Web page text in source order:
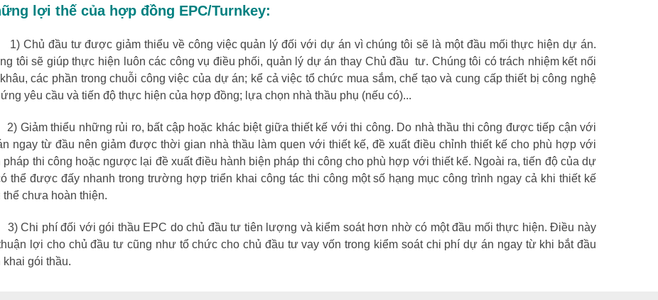
lợi thế của hợp đồng EPC/Turnkey:
đầu tư được giảm thiểu về công việc quản lý đối với dự án vì chúng tôi sẽ là một đầu mối thực hiện dự án.
tôi sẽ giúp thực hiện luôn các công vụ điều phối, quản lý dự án thay Chủ đầu tư. Chúng tôi có trách nhiệm kết nối
các phần trong chuỗi công việc của dự án; kể cả việc tổ chức mua sắm, chế tạo và cung cấp thiết bị công nghệ
yêu cầu và tiến độ thực hiện của hợp đồng; lựa chọn nhà thầu phụ (nếu có)...
thiểu những rủi ro, bất cập hoặc khác biệt giữa thiết kế với thi công. Do nhà thầu thi công được tiếp cận với
ngay từ đầu nên giảm được thời gian nhà thầu làm quen với thiết kế, đề xuất điều chỉnh thiết kế cho phù hợp với
pháp thi công hoặc ngược lại đề xuất điều hành biện pháp thi công cho phù hợp với thiết kế. Ngoài ra, tiến độ của dự
thể được đấy nhanh trong trường hợp triển khai công tác thi công một số hạng mục công trình ngay cả khi thiết kế
thể chưa hoàn thiện.
phí đối với gói thầu EPC do chủ đầu tư tiên lượng và kiểm soát hơn nhờ có một đầu mối thực hiện. Điều này
lợi cho chủ đầu tư cũng như tổ chức cho chủ đầu tư vay vốn trong kiểm soát chi phí dự án ngay từ khi bắt đầu
khai gói thầu.